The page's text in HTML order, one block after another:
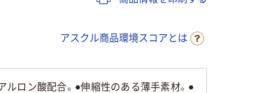
アスクル商品環境スコアとは
ロン酸配合。●伸縮性のある薄手素材。●